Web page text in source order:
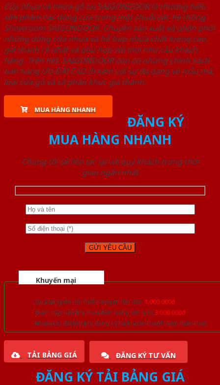
Cửa nhựa và nhựa gỗ tại SAIGONDOOR là thương hiệu
sản phẩm các dòng cửa trong một chuỗi các hệ thống
Showroom SAIGONDOOR. Chuyên sản xuất và phân phối
những dòng cửa nhựa và hỗ hợp nhựa chất lượng cao,
giá thành rẻ nhất và phù hợp với mọi nhu cầu khách
hàng. Trên hết, SAIGONDOOR còn có những chính sách
bán hàng ƯU ĐÃI CAO đi kèm với sự đa dạng về mẫu mã,
loại cửa gỗ và cả phân khúc giá thành.
MUA HÀNG NHANH
ĐĂNG KÝ
MUA HÀNG NHANH
Chúng tôi sẽ liên lạc lại với quý khách trong thời
gian ngắn nhất
Khuyến mại
Quà tặng đồ nội thất trang trí lên đến 1.000.000đ
Giảm trực tiếp khi mua đơn hàng lớn hơn 3.000.000đ
Nhiều ưu đãi lớn khi đăng ký tài khoản thành viên thân thiết
TẢI BẢNG GIÁ ĐĂNG KÝ TƯ VẤN
ĐĂNG KÝ TẢI BẢNG GIÁ